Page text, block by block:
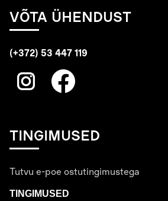
VÕTA ÜHENDUST
(+372) 53 447 119
TINGIMUSED
Tutvu e-poe ostutingimustega
TINGIMUSED